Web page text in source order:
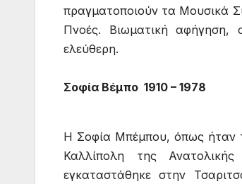
πραγματοποιούν τα Μουσικά
Πνοές. Βιωματική αφήγηση,
ελεύθερη.
Σοφία Βέμπο 1910 – 1978
Η Σοφία Μπέμπου, όπως ήταν
Καλλίπολη της
εγκαταστάθηκε στην